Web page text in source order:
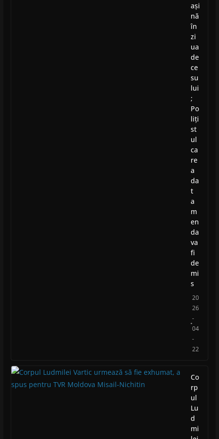
ași
nă
în
zi
ua
de
ce
su
lui
;
Po
liți
st
ul
ca
re
a
da
t
a
m
en
da
va
fi
de
mi
s
20
26
-
04
-
22
Co
rp
ul
Lu
d
mi